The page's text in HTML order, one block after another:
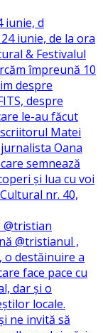
iunie, d
@tristian